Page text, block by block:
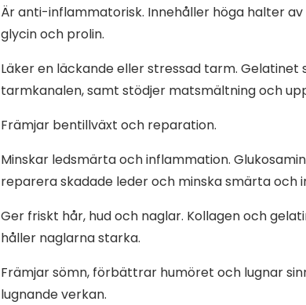
Är anti-inflammatorisk. Innehåller höga halter
glycin och prolin.
Läker en läckande eller stressad tarm.
tarmkanalen, samt stödjer matsmältning och
Främjar bentillväxt och reparation.
Minskar ledsmärta och inflammation.
reparera skadade leder och minska smärta och
Ger friskt hår, hud och naglar. Kollagen och
håller naglarna starka.
Främjar sömn, förbättrar humöret och lugnar
lugnande verkan.